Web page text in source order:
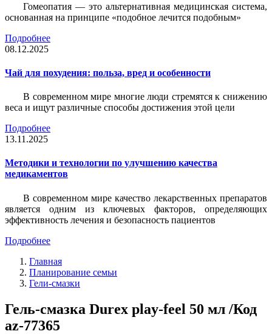
Гомеопатия — это альтернативная медицинская система,
основанная на принципе «подобное лечится подобным»
Подробнее
08.12.2025
Чай для похудения: польза, вред и особенности
В современном мире многие люди стремятся к снижению
веса и ищут различные способы достижения этой цели
Подробнее
13.11.2025
Методики и технологии по улучшению качества
медикаментов
В современном мире качество лекарственных препаратов
является одним из ключевых факторов, определяющих
эффективность лечения и безопасность пациентов
Подробнее
Главная
Планирование семьи
Гели-смазки
Гель-смазка Durex play-feel 50 мл /Код
az-77365